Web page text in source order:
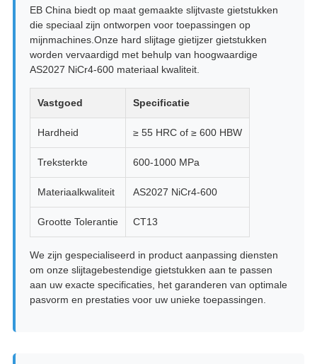
EB China biedt op maat gemaakte slijtvaste gietstukken
die speciaal zijn ontworpen voor toepassingen op
mijnmachines.Onze hard slijtage gietijzer gietstukken
worden vervaardigd met behulp van hoogwaardige
AS2027 NiCr4-600 materiaal kwaliteit.
Vastgoed Specificatie
Hardheid ≥ 55 HRC of ≥ 600 HBW
Treksterkte 600-1000 MPa
Materiaalkwaliteit AS2027 NiCr4-600
Grootte Tolerantie CT13
We zijn gespecialiseerd in product aanpassing diensten
om onze slijtagebestendige gietstukken aan te passen
aan uw exacte specificaties, het garanderen van optimale
pasvorm en prestaties voor uw unieke toepassingen.